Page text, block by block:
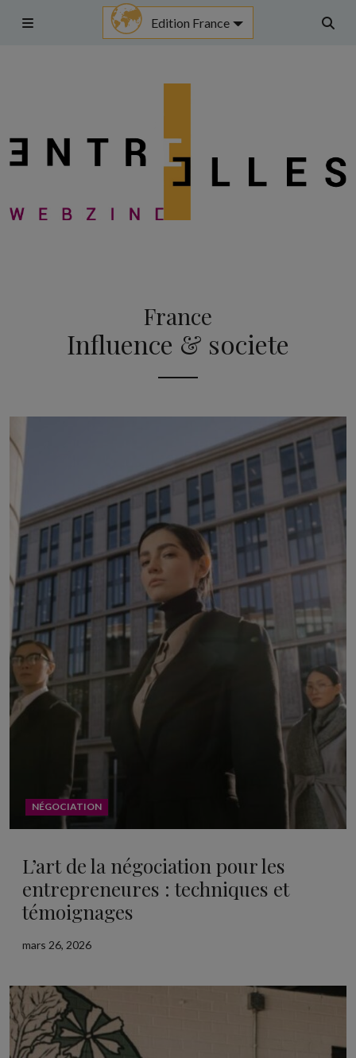
Edition France
France
Influence & societe
NÉGOCIATION
L’art de la négociation pour les
entrepreneures : techniques et
témoignages
mars 26, 2026